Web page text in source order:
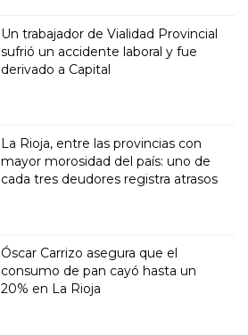
Un trabajador de Vialidad Provincial
sufrió un accidente laboral y fue
derivado a Capital
La Rioja, entre las provincias con
mayor morosidad del país: uno de
cada tres deudores registra atrasos
Óscar Carrizo asegura que el
consumo de pan cayó hasta un
20% en La Rioja